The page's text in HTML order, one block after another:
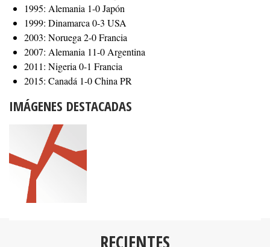
1995: Alemania 1-0 Japón
1999: Dinamarca 0-3 USA
2003: Noruega 2-0 Francia
2007: Alemania 11-0 Argentina
2011: Nigeria 0-1 Francia
2015: Canadá 1-0 China PR
IMÁGENES DESTACADAS
RECIENTES